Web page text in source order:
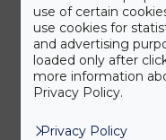
use of certain
use cookies for
and advertising
loaded only after
more information
Privacy Policy.
Privacy Policy